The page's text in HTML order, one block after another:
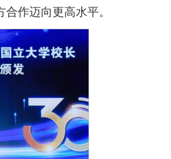
作迈向更高水平。